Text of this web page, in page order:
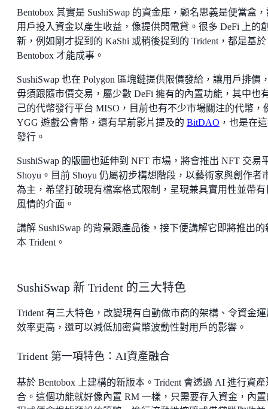
Bentobox 其實是 SushiSwap 的資金庫，顧名思義是便當盒
用戶投入資金以產生收益，像提供閃電貸。很多 DeFi 上的
新，例如剛才提到的 KaShi 或稍後提到的 Trident，都是基於
Bentobox 才能成事。
SushiSwap 也在 Polygon 區塊鏈提供限價發給，讓用戶排價
毋須跟隨市價交易，屬少數 DeFi 擁有的內置功能，其中也
己的代幣發行平台 MISO，目前也有不少市場關注的代幣，
YGG 遊戲公會幣，還有早前影片提及的 BitDAO ，也是在
發行。
SushiSwap 的版圖也延伸到 NFT 市場，將會推出 NFT 交易
Shoyu。目前 Shoyu 仍屬初步構想階段，以藝術家與創作者
為主，希望打破現有檔案格式限制，呈現兼具實用性並帶有
風情的介面。
講解 SushiSwap 的背景跟產品後，接下便講解它即將推出的
本 Trident。
SushiSwap 新 Trident 的三大特色
Trident 有三大特色，改變現有自動做市商的架構、令資金運
效率更高，還可以減低加密貨幣波動性對用戶的影響。
Trident 第一項特色：AI資產融合
基於 Bentobox 上建構的新版本。Trident 會透過 AI 進行資產
合。這個功能就好像內置 RM 一樣，只需要存入資金，內置